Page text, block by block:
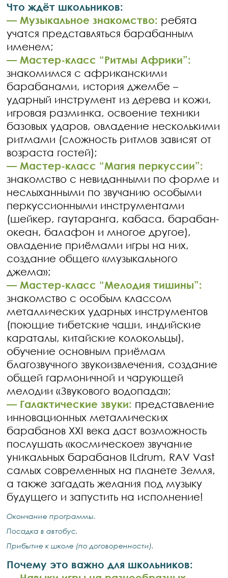
Что ждёт школьников:
— Музыкальное знакомство: ребята
учатся представляться барабанным
именем;
— Мастер-класс “Ритмы Африки”:
знакомимся с африканскими
барабанами, история джембе –
ударный инструмент из дерева и кожи,
игровая разминка, освоение техники
базовых ударов, овладение несколькими
ритмами (сложность ритмов зависят от
возраста гостей);
— Мастер-класс “Магия перкуссии”:
знакомство с невиданными по форме и
неслыханными по звучанию особыми
перкуссионными инструментами
(шейкер, гаутаранга, кабаса, барабан-
океан, балафон и многое другое),
овладение приёмами игры на них,
создание общего «музыкального
джема»;
— Мастер-класс “Мелодия тишины”:
знакомство с особым классом
металлических ударных инструментов
(поющие тибетские чаши, индийские
караталы, китайские колокольцы),
обучение основным приёмам
благозвучного звукоизвлечения, создание
общей гармоничной и чарующей
мелодии «Звукового водопада»;
— Галактические звуки: представление
инновационных металлических
барабанов XXI века даст возможность
послушать «космическое» звучание
уникальных барабанов ILdrum, RAV Vast
самых современных на планете Земля,
а также загадать желания под музыку
будущего и запустить на исполнение!
Окончание программы.
Посадка в автобус.
Прибытие к школе (по договоренности).
Почему это важно для школьников: